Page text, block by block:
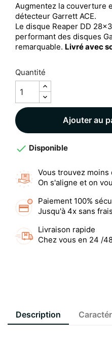
Augmentez la couverture
détecteur Garrett ACE.
Le disque Reaper DD
performant des disques
remarquable. Livré avec
Quantité
Ajouter au
 Disponible
Vous trouvez moins
On s'aligne et on
Paiement 100%
Jusqu'à 4x sans frais
Livraison rapide
Chez vous en 24 /
Description